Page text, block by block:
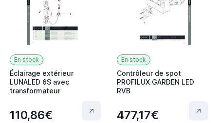
En stock
Éclairage extérieur
LUNALED 6S avec
transformateur
110,86€
En stock
Contrôleur de spot
PROFILUX GARDEN LED
RVB
477,17€